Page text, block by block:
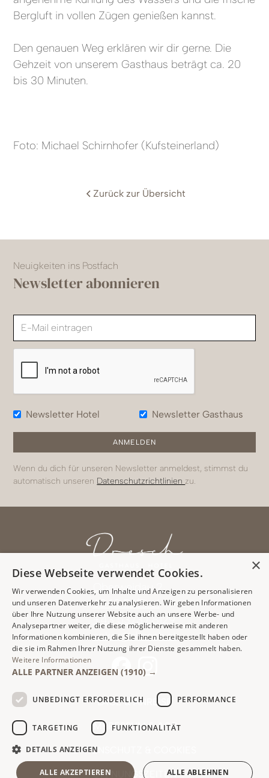
Bergluft in vollen Zügen genießen kannst.
Den genauen Weg erklären wir dir gerne. Die
Gehzeit von unserem Gasthaus beträgt ca. 20
bis 30 Minuten.
Foto: Michael Schirnhofer (Kufsteinerland)
Zurück zur Übersicht
Neuigkeiten ins Postfach
Newsletter abonnieren
Newsletter Hotel Newsletter Gasthaus
Wenn du dich für unseren Newsletter anmeldest, stimmst du
automatisch unseren Datenschutzrichtlinien zu.
Oberweidau 2
6343 Erl/Tirol
+43 5373 / 8129
anker@dresch.at
LAGE & ANREISE
IMPRESSUM & AGB
DATENSCHUTZ & COOKIES
ÖFFNUNGSZEITEN
×
Diese Webseite verwendet Cookies.
Wir verwenden Cookies, um Inhalte und Anzeigen zu personalisieren
und unseren Datenverkehr zu analysieren. Wir geben Informationen
über Ihre Nutzung unserer Website auch an unsere Werbe- und
Analysepartner weiter, die diese möglicherweise mit anderen
Informationen kombinieren, die Sie ihnen bereitgestellt haben oder
die sie im Rahmen Ihrer Nutzung ihrer Dienste gesammelt haben.
Weitere Informationen
ALLE PARTNER ANZEIGEN (1910) →
UNBEDINGT ERFORDERLICH PERFORMANCE
TARGETING FUNKTIONALITÄT
DETAILS ANZEIGEN
ALLE AKZEPTIEREN ALLE ABLEHNEN